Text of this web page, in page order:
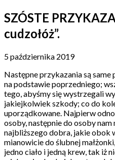
SZÓSTE
cudzołóż”.
5 października 2019
Następne przykazania są same
na podstawie poprzedniego;
tego, abyśmy się wystrzegali
jakiejkolwiek szkody; co do
uporządkowane. Najpierw
osoby, następnie do osoby
najbliższego dobra, jakie obok
mianowicie do ślubnej
jedno ciało i jedną krew, tak iż